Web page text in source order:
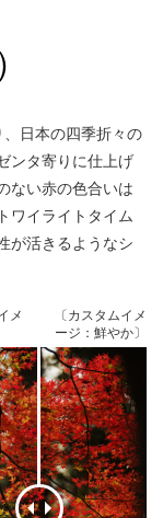
日本の四季折々の
ンタ寄りに仕上げ
ない赤の色合いは
ワイライトタイム
が活きるようなシ
メ
〔カスタムイメ
ージ：鮮やか〕